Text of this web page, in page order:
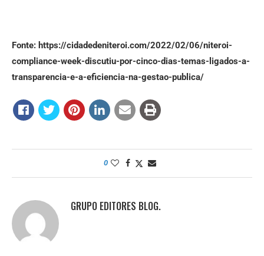
Fonte: https://cidadedeniteroi.com/2022/02/06/niteroi-
compliance-week-discutiu-por-cinco-dias-temas-ligados-a-
transparencia-e-a-eficiencia-na-gestao-publica/
0
GRUPO EDITORES BLOG.